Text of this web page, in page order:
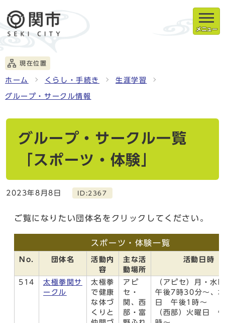
メニュー
現在位置
ホーム くらし・手続き 生涯学習
グループ・サークル情報
グループ・サークル一覧
「スポーツ・体験」
2023年8月8日 ID:2367
ご覧になりたい団体名をクリックしてください。
スポーツ・体験一覧
No. 団体名
活動内
容
主な活
動場所
活動日時
514
太極拳関サ
ークル
太極拳
で健康
な体づ
くりと
アピ
セ・
関、西
部・富
（アピセ）月・
午後7時30分～、
日 午後1時～
（西部）火曜日